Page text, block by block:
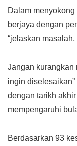
Dalam
berjaya dengan
“jelaskan
Jangan kurangkan
ingin
dengan tarikh
mempengaruhi
Berdasarkan 93